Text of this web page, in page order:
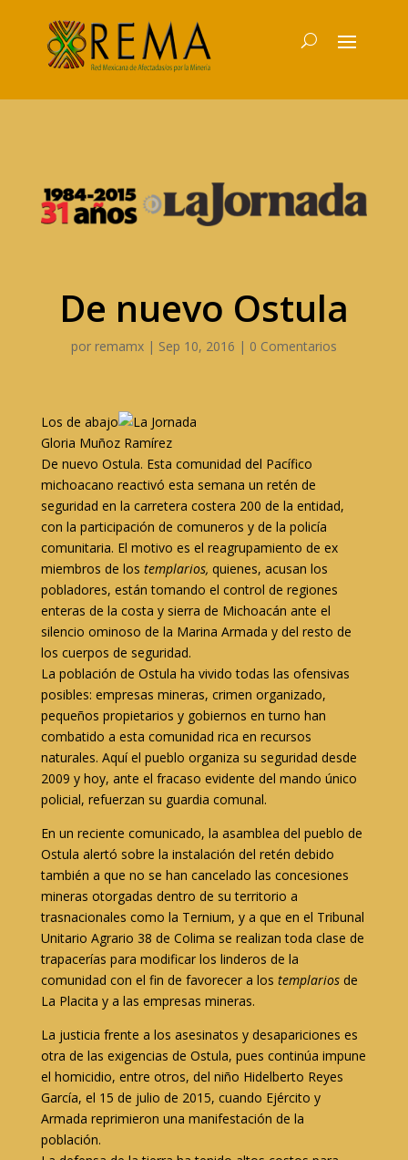
De nuevo Ostula
por remamx| Sep 10, 2016 | 0 Comentarios
Los de abajo
Gloria Muñoz Ramírez
De nuevo Ostula. Esta comunidad del Pacífico
michoacano reactivó esta semana un retén de
seguridad en la carretera costera 200 de la entidad,
con la participación de comuneros y de la policía
comunitaria. El motivo es el reagrupamiento de ex
miembros de los templarios, quienes, acusan los
pobladores, están tomando el control de regiones
enteras de la costa y sierra de Michoacán ante el
silencio ominoso de la Marina Armada y del resto de
los cuerpos de seguridad.
La población de Ostula ha vivido todas las ofensivas
posibles: empresas mineras, crimen organizado,
pequeños propietarios y gobiernos en turno han
combatido a esta comunidad rica en recursos
naturales. Aquí el pueblo organiza su seguridad desde
2009 y hoy, ante el fracaso evidente del mando único
policial, refuerzan su guardia comunal.
En un reciente comunicado, la asamblea del pueblo de
Ostula alertó sobre la instalación del retén debido
también a que no se han cancelado las concesiones
mineras otorgadas dentro de su territorio a
trasnacionales como la Ternium, y a que en el Tribunal
Unitario Agrario 38 de Colima se realizan toda clase de
trapacerías para modificar los linderos de la
comunidad con el fin de favorecer a los templariosde
La Placita y a las empresas mineras.
La justicia frente a los asesinatos y desapariciones es
otra de las exigencias de Ostula, pues continúa impune
el homicidio, entre otros, del niño Hidelberto Reyes
García, el 15 de julio de 2015, cuando Ejército y
Armada reprimieron una manifestación de la
población.